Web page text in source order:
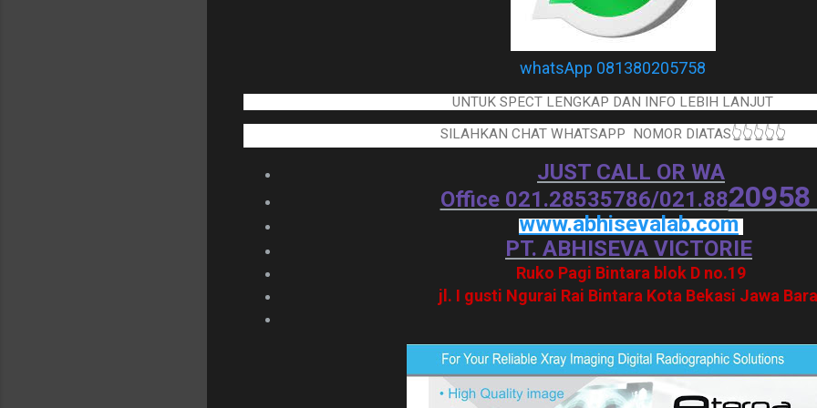
whatsApp 081380205758
UNTUK SPECT LENGKAP DAN INFO LEBIH LANJUT
SILAHKAN CHAT WHATSAPP NOMOR DIATAS👆👆👆👆👆
JUST CALL OR WA
Office 021.28535786/021.8820958
www.abhisevalab.com
PT. ABHISEVA VICTORIE
Ruko Pagi Bintara blok D no.19
jl. I gusti Ngurai Rai Bintara Kota Bekasi Jawa